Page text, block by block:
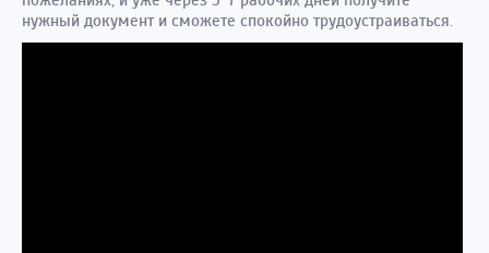
нужный документ и сможете спокойно трудоустраиваться.